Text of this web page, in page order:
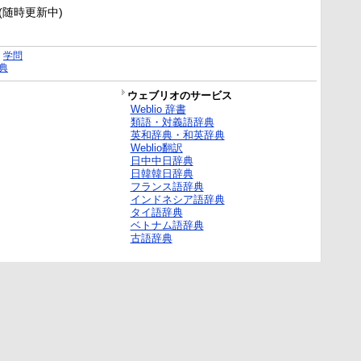
時更新中)
学問
ウェブリオのサービス
Weblio 辞書
類語・対義語辞典
英和辞典・和英辞典
Weblio翻訳
日中中日辞典
日韓韓日辞典
フランス語辞典
インドネシア語辞典
タイ語辞典
ベトナム語辞典
古語辞典